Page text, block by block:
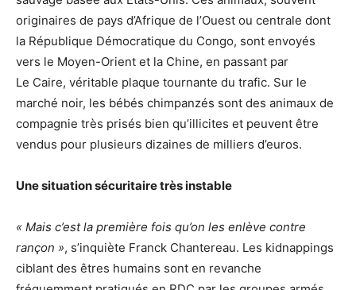
originaires de pays d’Afrique de l’Ouest ou centrale dont
la République Démocratique du Congo, sont envoyés
vers le Moyen-Orient et la Chine, en passant par
Le Caire, véritable plaque tournante du trafic. Sur le
marché noir, les bébés chimpanzés sont des animaux de
compagnie très prisés bien qu’illicites et peuvent être
vendus pour plusieurs dizaines de milliers d’euros.
Une situation sécuritaire très instable
« Mais c’est la première fois qu’on les enlève contre
rançon », s’inquiète Franck Chantereau. Les kidnappings
ciblant des êtres humains sont en revanche